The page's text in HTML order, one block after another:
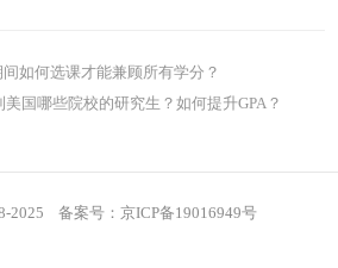
如何选课才能兼顾所有学分？
美国哪些院校的研究生？如何提升GPA？
2025 备案号：京ICP备19016949号